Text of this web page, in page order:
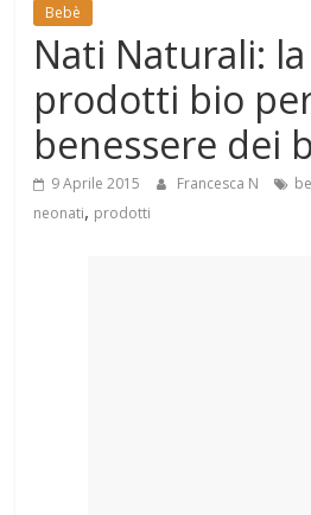
Mondo
Bebè
Nati Naturali:
prodotti bio
benessere dei
9 Aprile 2015 Francesca N
neonati, prodotti